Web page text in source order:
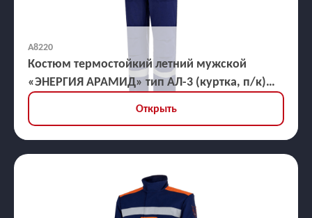
А8220
Костюм термостойкий летний мужской
«ЭНЕРГИЯ АРАМИД» тип АЛ-3 (куртка, п/к)
21,2 кал/кв.см
Открыть